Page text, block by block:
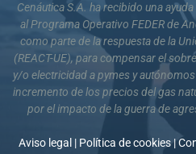
Cenáutica S.A. ha recibido una
al Programa Operativo FEDER de
como parte de la respuesta de la
(REACT-UE), para compensar el
y/o electricidad a pymes y
incremento de los precios del gas
por el impacto de la guerra de
Aviso legal| Política de cookies|